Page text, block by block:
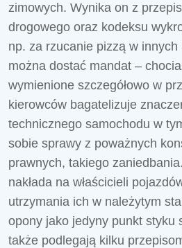
zimowych. Wynika on z
drogowego oraz kodeksu
np. za rzucanie pizzą w
można dostać mandat –
wymienione szczegółowo w
kierowców bagatelizuje
technicznego samochodu w
sobie sprawy z poważnych
prawnych, takiego
nakłada na właścicieli
utrzymania ich w należytym
opony jako jedyny punkt styku
także podlegają kilku